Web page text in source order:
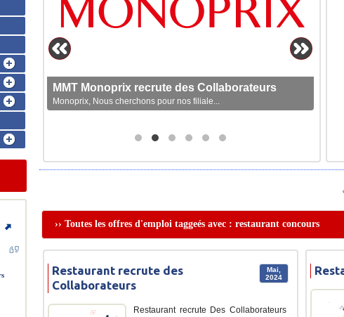
MMT Monoprix recrute des Collaborateurs
Monoprix, Nous cherchons pour nos filiale...
›› Toutes les offres d'emploi taggeés avec : restaurant concours
Mai,
2024
Restaurant recrute des
Collaborateurs
Restaurant recrute Des Collaborateurs